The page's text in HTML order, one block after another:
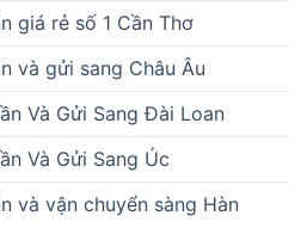
giá rẻ số 1 Cần Thơ
và gửi sang Châu Âu
Và Gửi Sang Đài Loan
Và Gửi Sang Úc
và vận chuyển sàng Hàn